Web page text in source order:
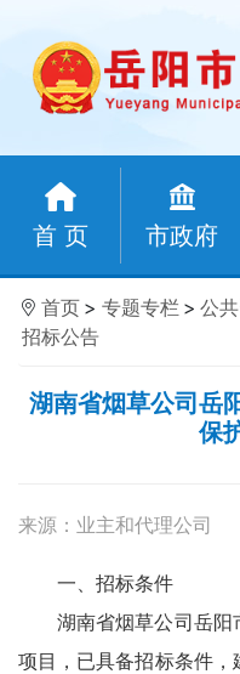
首 页 市政府
首页 > 专题专栏 > 公
招标公告
湖南省烟草公司岳
保
来源：业主和代理公司
一、招标条件
湖南省烟草公司岳阳
项目，已具备招标条件，